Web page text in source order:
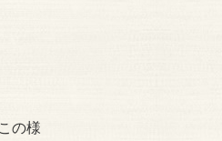
の様